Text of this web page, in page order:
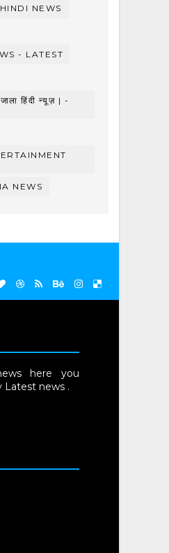
HINDI NEWS
- LATEST
हिंदी न्यूज़ | -
NEWS
here you
Latest news .